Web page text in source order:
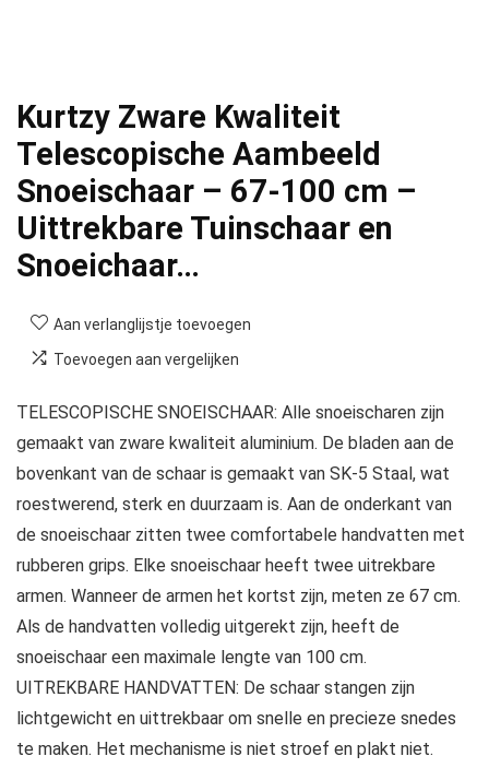
Kurtzy Zware Kwaliteit
Telescopische Aambeeld
Snoeischaar – 67-100 cm –
Uittrekbare Tuinschaar en
Snoeichaar…
Aan verlanglijstje toevoegen
Toevoegen aan vergelijken
TELESCOPISCHE SNOEISCHAAR: Alle snoeischaren zijn
gemaakt van zware kwaliteit aluminium. De bladen aan de
bovenkant van de schaar is gemaakt van SK-5 Staal, wat
roestwerend, sterk en duurzaam is. Aan de onderkant van
de snoeischaar zitten twee comfortabele handvatten met
rubberen grips. Elke snoeischaar heeft twee uitrekbare
armen. Wanneer de armen het kortst zijn, meten ze 67 cm.
Als de handvatten volledig uitgerekt zijn, heeft de
snoeischaar een maximale lengte van 100 cm.
UITREKBARE HANDVATTEN: De schaar stangen zijn
lichtgewicht en uittrekbaar om snelle en precieze snedes
te maken. Het mechanisme is niet stroef en plakt niet.